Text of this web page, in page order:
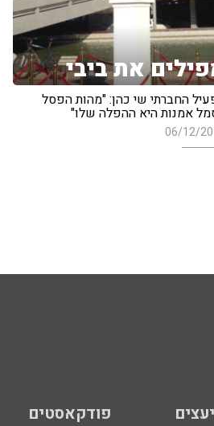
את ביבי
החברתי שי כהן: "מהות הפסל
אמנות היא ההפלה שלו"
06/12/
פודקאסטים